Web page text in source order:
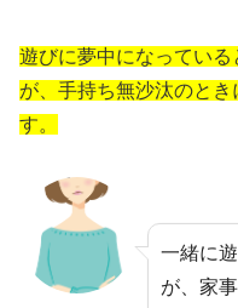
遊びに夢中になってい
が、手持ち無沙汰のと
す。
一緒に
が、家